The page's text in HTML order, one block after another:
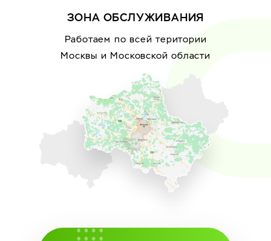
ЗОНА ОБСЛУЖИВАНИЯ
Работаем по всей територии
Москвы и Московской области